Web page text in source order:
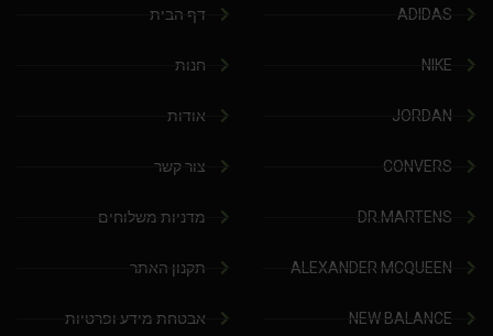
ADIDAS
NIKE
JORDAN
CONVERS
DR.MARTENS
ALEXANDER MCQUEEN
NEW BALANCE
דף הבית
חנות
אודות
צור קשר
מדניות משלוחים
תקנון האתר
אבטחת מידע ופרטיות